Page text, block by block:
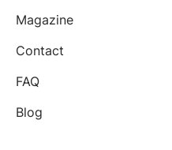
Magazine
Contact
FAQ
Blog